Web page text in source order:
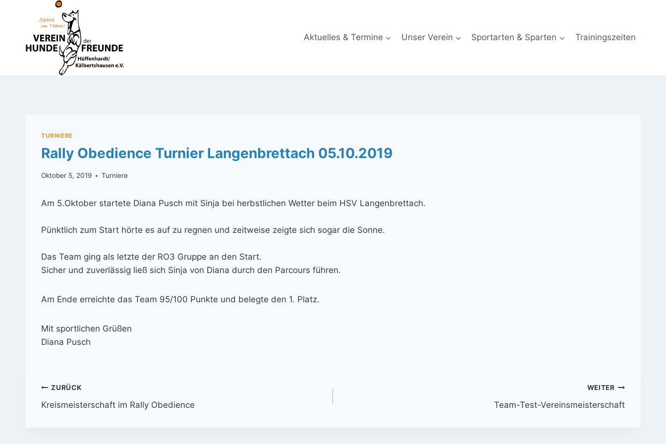
springen
Aktuelles & Termine Unser Verein Sportarten & Sparten Trainingszeiten
TURNIERE
Rally Obedience Turnier Langenbrettach 05.10.2019
Oktober 5, 2019 Turniere
Am 5.Oktober startete Diana Pusch mit Sinja bei herbstlichen Wetter beim HSV Langenbrettach.
Pünktlich zum Start hörte es auf zu regnen und zeitweise zeigte sich sogar die Sonne.
Das Team ging als letzte der RO3 Gruppe an den Start.
Sicher und zuverlässig ließ sich Sinja von Diana durch den Parcours führen.
Am Ende erreichte das Team 95/100 Punkte und belegte den 1. Platz.
Mit sportlichen Grüßen
Diana Pusch
Beitrags-
Navigation
ZURÜCK
Kreismeisterschaft im Rally Obedience
WEITER
Team-Test-Vereinsmeisterschaft